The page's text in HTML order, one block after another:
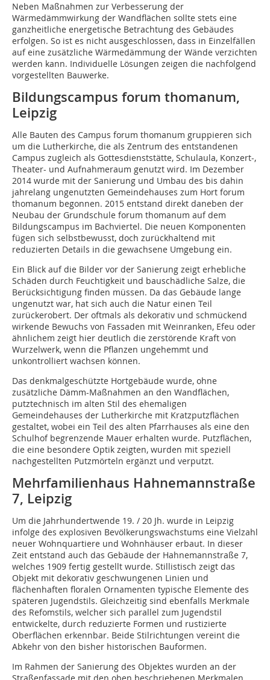
Neben Maßnahmen zur Verbesserung der
Wärmedämmwirkung der Wandflächen sollte stets eine
ganzheitliche energetische Betrachtung des Gebäudes
erfolgen. So ist es nicht ausgeschlossen, dass in Einzelfällen
auf eine zusätzliche Wärmedämmung der Wände verzichten
werden kann. Individuelle Lösungen zeigen die nachfolgend
vorgestellten Bauwerke.
Bildungscampus forum thomanum,
Leipzig
Alle Bauten des Campus forum thomanum gruppieren sich
um die Lutherkirche, die als Zentrum des entstandenen
Campus zugleich als Gottesdienststätte, Schulaula, Konzert-,
Theater- und Aufnahmeraum genutzt wird. Im Dezember
2014 wurde mit der Sanierung und Umbau des bis dahin
jahrelang ungenutzten Gemeindehauses zum Hort forum
thomanum begonnen. 2015 entstand direkt daneben der
Neubau der Grundschule forum thomanum auf dem
Bildungscampus im Bachviertel. Die neuen Komponenten
fügen sich selbstbewusst, doch zurückhaltend mit
reduzierten Details in die gewachsene Umgebung ein.
Ein Blick auf die Bilder vor der Sanierung zeigt erhebliche
Schäden durch Feuchtigkeit und bauschädliche Salze, die
Berücksichtigung finden müssen. Da das Gebäude lange
ungenutzt war, hat sich auch die Natur einen Teil
zurückerobert. Der oftmals als dekorativ und schmückend
wirkende Bewuchs von Fassaden mit Weinranken, Efeu oder
ähnlichem zeigt hier deutlich die zerstörende Kraft von
Wurzelwerk, wenn die Pflanzen ungehemmt und
unkontrolliert wachsen können.
Das denkmalgeschützte Hortgebäude wurde, ohne
zusätzliche Dämm-Maßnahmen an den Wandflächen,
putztechnisch im alten Stil des ehemaligen
Gemeindehauses der Lutherkirche mit Kratzputzflächen
gestaltet, wobei ein Teil des alten Pfarrhauses als eine den
Schulhof begrenzende Mauer erhalten wurde. Putzflächen,
die eine besondere Optik zeigten, wurden mit speziell
nachgestellten Putzmörteln ergänzt und verputzt.
Mehrfamilienhaus Hahnemannstraße
7, Leipzig
Um die Jahrhundertwende 19. / 20 Jh. wurde in Leipzig
infolge des explosiven Bevölkerungswachstums eine Vielzahl
neuer Wohnquartiere und Wohnhäuser erbaut. In dieser
Zeit entstand auch das Gebäude der Hahnemannstraße 7,
welches 1909 fertig gestellt wurde. Stillistisch zeigt das
Objekt mit dekorativ geschwungenen Linien und
flächenhaften floralen Ornamenten typische Elemente des
späteren Jugendstils. Gleichzeitig sind ebenfalls Merkmale
des Refomstils, welcher sich parallel zum Jugendstil
entwickelte, durch reduzierte Formen und rustizierte
Oberflächen erkennbar. Beide Stilrichtungen vereint die
Abkehr von den bisher historischen Bauformen.
Im Rahmen der Sanierung des Objektes wurden an der